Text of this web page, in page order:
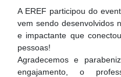
A EREF participou do
vem sendo desenvolvidos
e impactante que
pessoas!
Agradecemos e
engajamento, o